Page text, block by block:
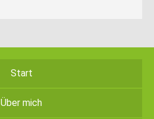
Start
Über mich